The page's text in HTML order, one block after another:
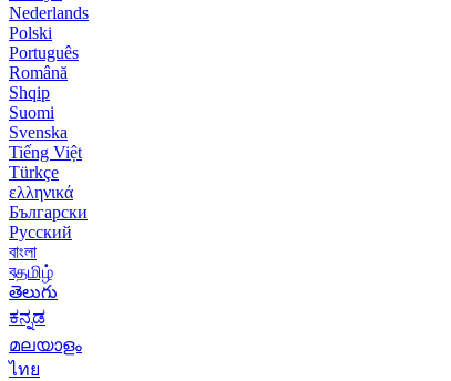
Nederlands
Polski
Português
Română
Shqip
Suomi
Svenska
Tiếng Việt
Türkçe
ελληνικά
Български
Русский
বাংলা
বதமிழ்
తెలుగు
ಕನ್ನಡ
മലയാളം
ไทย